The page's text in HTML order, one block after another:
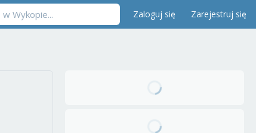
Zaloguj się Zarejestruj się